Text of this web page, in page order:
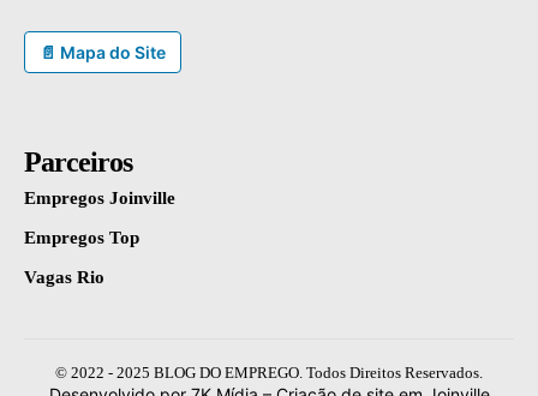
📄 Mapa do Site
Parceiros
Empregos Joinville
Empregos Top
Vagas Rio
© 2022 - 2025 BLOG DO EMPREGO. Todos Direitos Reservados.